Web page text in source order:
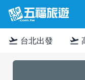
flight_takeoff 台北出發 flight_takeoff